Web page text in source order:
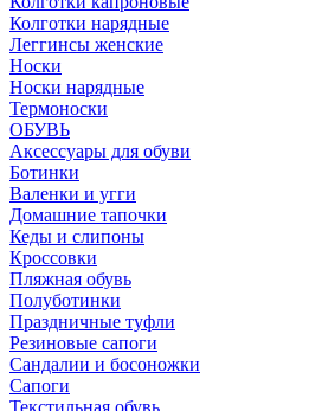
Колготки нарядные
Леггинсы женские
Носки
Носки нарядные
Термоноски
ОБУВЬ
Аксессуары для обуви
Ботинки
Валенки и угги
Домашние тапочки
Кеды и слипоны
Кроссовки
Пляжная обувь
Полуботинки
Праздничные туфли
Резиновые сапоги
Сандалии и босоножки
Сапоги
Текстильная обувь